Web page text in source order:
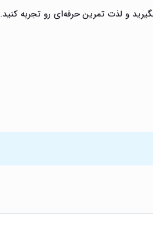
و لذت تمرین حرفه‌ای رو تجربه کنید.